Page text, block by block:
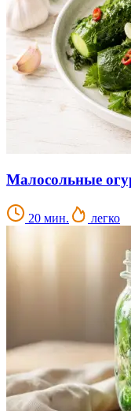
Малосольные
20 мин. легко